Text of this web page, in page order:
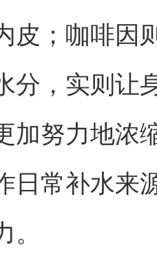
皮；咖啡因
分，实则让
加努力地浓
日常补水来